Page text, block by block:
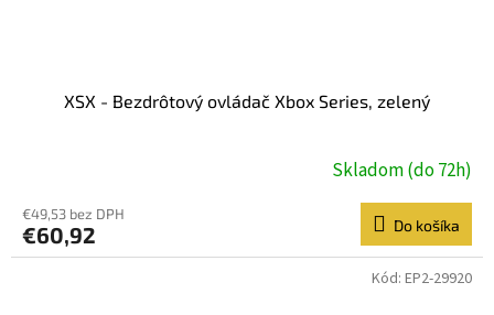
XSX - Bezdrôtový ovládač Xbox Series, zelený
Skladom (do 72h)
€49,53 bez DPH
€60,92 Do košíka
Kód: EP2-29920